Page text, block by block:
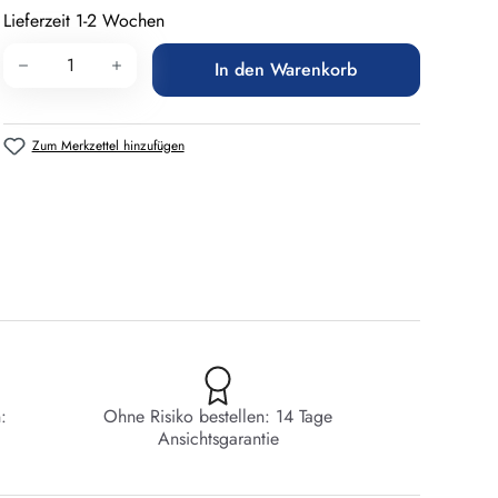
Lieferzeit 1-2 Wochen
Produkt Anzahl: Gib den gewünschten
In den Warenkorb
Zum Merkzettel hinzufügen
Ohne Risiko bestellen: 14 Tage
Ansichtsgarantie